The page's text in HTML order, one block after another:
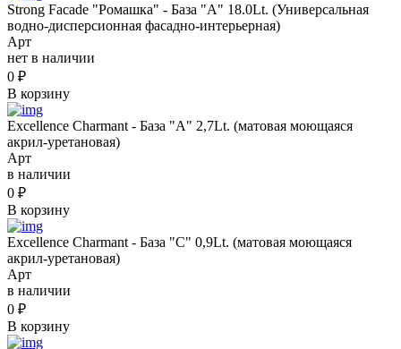
Strong Facade "Ромашка" - База "А" 18.0Lt. (Универсальная
водно-дисперсионная фасадно-интерьерная)
Арт
нет в наличии
0 ₽
В корзину
Excellence Charmant - База "A" 2,7Lt. (матовая моющаяся
акрил-уретановая)
Арт
в наличии
0 ₽
В корзину
Excellence Charmant - База "C" 0,9Lt. (матовая моющаяся
акрил-уретановая)
Арт
в наличии
0 ₽
В корзину